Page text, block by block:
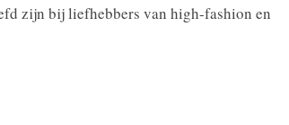
zijn bij liefhebbers van high-fashion en